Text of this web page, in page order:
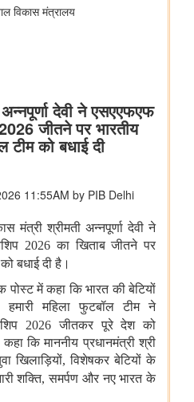
की कॉन्क्लेव-सह-बैठक आयोजित की
क्षेत्र में भविष्य की ओर: उच्च स्तरीय शिक्षा
रायपुर से बी.टेक करने में कैसे सक्षम
तक: शीर्ष स्तरीय शैक्षिक सहायता ने
प्राप्त करने में कैसे मदद की